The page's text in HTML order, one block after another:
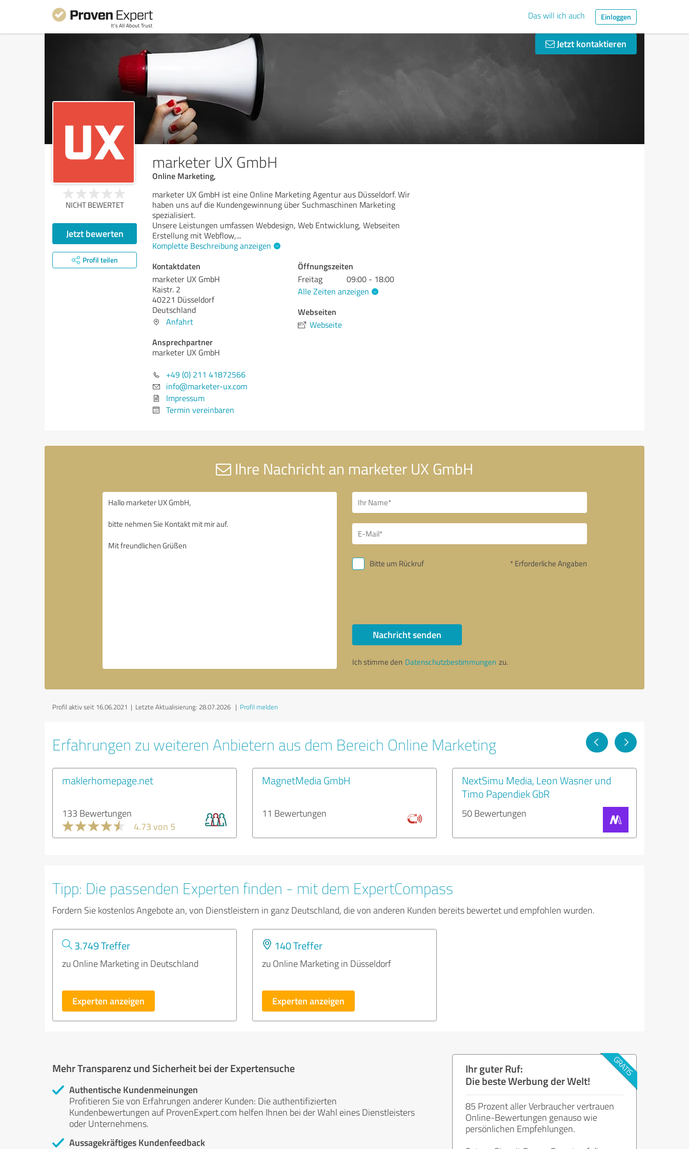
Das will ich auch Einloggen
Jetzt kontaktieren
marketer UX GmbH
Online Marketing,
NICHT BEWERTET
Jetzt bewerten
Profil teilen
marketer UX GmbH ist eine Online Marketing Agentur aus Düsseldorf. Wir
haben uns auf die Kundengewinnung über Suchmaschinen Marketing
spezialisiert.
Unsere Leistungen umfassen Webdesign, Web Entwicklung, Webseiten
Erstellung mit Webflow,...
Komplette Beschreibung anzeigen
Kontaktdaten
marketer UX GmbH
Kaistr. 2
40221 Düsseldorf
Deutschland
Anfahrt
Ansprechpartner
marketer UX GmbH
+49 (0) 211 41872566
info@marketer-ux.com
Impressum
Termin vereinbaren
Öffnungszeiten
Freitag
09:00 - 18:00
Alle Zeiten anzeigen
Webseiten
Webseite
Ihre Nachricht an marketer UX GmbH
Bitte um Rückruf * Erforderliche Angaben
Nachricht senden
Ich stimme den Datenschutzbestimmungen zu.
Profil aktiv seit 16.06.2021 | Letzte Aktualisierung: 28.07.2026 | Profil melden
Erfahrungen zu weiteren Anbietern aus dem Bereich Online Marketing
maklerhomepage.net
133 Bewertungen
4.73 von 5
MagnetMedia GmbH
11 Bewertungen
NextSimu Media, Leon Wasner und
Timo Papendiek GbR
50 Bewertungen
Tipp: Die passenden Experten finden - mit dem ExpertCompass
Fordern Sie kostenlos Angebote an, von Dienstleistern in ganz Deutschland, die von anderen Kunden bereits bewertet und empfohlen wurden.
3.749 Treffer
zu Online Marketing in Deutschland
Experten anzeigen
140 Treffer
zu Online Marketing in Düsseldorf
Experten anzeigen
Mehr Transparenz und Sicherheit bei der Expertensuche
Authentische Kundenmeinungen
Profitieren Sie von Erfahrungen anderer Kunden: Die authentifizierten
Kundenbewertungen auf ProvenExpert.com helfen Ihnen bei der Wahl eines Dienstleisters
oder Unternehmens.
Aussagekräftiges Kundenfeedback
Ihr guter Ruf:
Die beste Werbung der Welt!
85 Prozent aller Verbraucher vertrauen
Online-Bewertungen genauso wie
persönlichen Empfehlungen.